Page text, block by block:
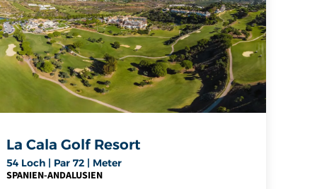
La Cala Golf Resort
54 Loch | Par 72 | Meter
SPANIEN-ANDALUSIEN